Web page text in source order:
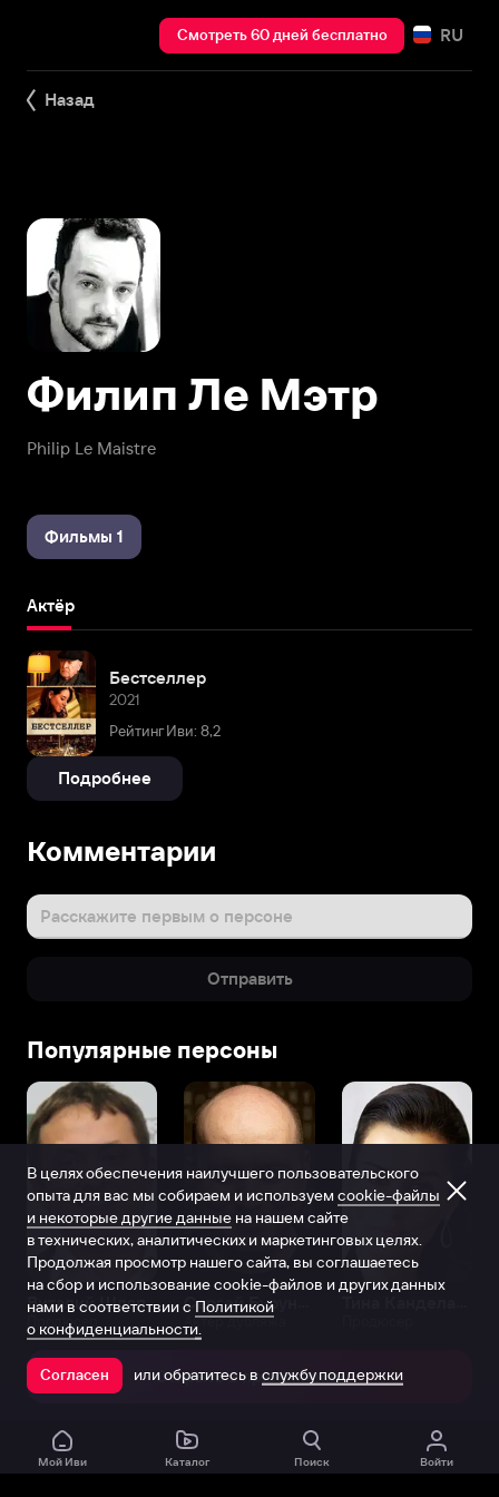
Смотреть 60 дней бесплатно RU
Назад
Philip Le Maistre
Филип Ле Мэтр
Фильмы 1
Актёр
Бестселлер
2021
Рейтинг Иви: 8,2
Подробнее
Комментарии
Расскажите первым о персоне
Отправить
Популярные персоны
Виталий Шляппо
Продюсер Актёр дубляжа
Открыть в приложении
Мой Иви Каталог Поиск Войти
В целях обеспечения наилучшего пользовательского
опыта для вас мы собираем и используем cookie-файлы
и некоторые другие данные на нашем сайте
в технических, аналитических и маркетинговых целях.
Продолжая просмотр нашего сайта, вы соглашаетесь
на сбор и использование cookie-файлов и других данных
нами в соответствии с Политикой
о конфиденциальности.
Согласен или обратитесь в службу поддержки